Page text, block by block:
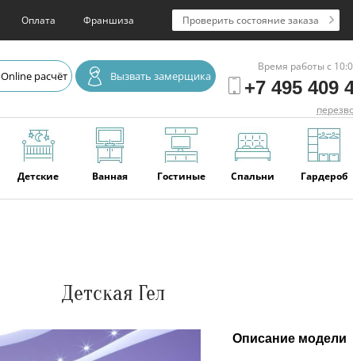
Оплата Франшиза Проверить состояние заказа
Online расчёт Вызвать замерщика
Время работы с
+7 495 409
Детские Ванная Гостиные Спальни Гардероб
Детская Гел
Описание модели